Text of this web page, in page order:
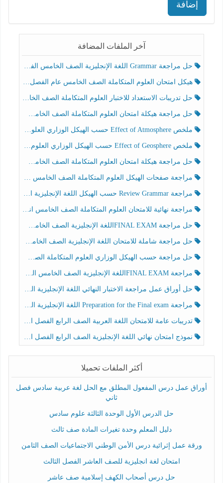
إضافة
آخر الملفات المضافة
حل مراجعة Grammar اللغة الإنجليزية الصف الخامس الفصل الثالث
هيكل امتحان العلوم المتكاملة الصف الخامس عام الفصل الدراسي الثالث 2025-2026
حل تدريبات الاستعداد للاختبار العلوم المتكاملة الصف الخامس عام الفصل الثالث
حل مراجعة هيكلة امتحان العلوم المتكاملة الصف الخامس انسبير الفصل الثالث
ملخص Effect of Atmosphere حسب الهيكل الوزاري العلوم المتكاملة الصف الخامس انسبير الفصل الثالث
ملخص Effect of Geosphere حسب الهيكل الوزاري العلوم المتكاملة الصف الخامس انسبير الفصل الثالث
حل مراجعة هيكلة امتحان العلوم المتكاملة الصف الخامس عام الفصل الثالث
مراجعة صفحات الهيكل العلوم المتكاملة الصف الخامس انسبير الفصل الثالث
مراجعة Review Grammar حسب الهيكل اللغة الإنجليزية الصف الخامس الفصل الثالث
مراجعة نهائية للامتحان العلوم المتكاملة الصف الخامس انسبير الفصل الثالث
حل مراجعة FINAL EXAMاللغة الإنجليزية الصف الخامس الفصل الثالث
حل مراجعة شاملة للامتحان اللغة الإنجليزية الصف الخامس الفصل الثالث
حل مراجعة حسب الهيكل الوزاري العلوم المتكاملة الصف الخامس عام الفصل الثالث
مراجعة FINAL EXAMاللغة الإنجليزية الصف الخامس الفصل الثالث
حل أوراق عمل مراجعة الاختبار النهائي اللغة الإنجليزية الصف الرابع الفصل الثالث
مراجعة Preparation for the Final exam اللغة الإنجليزية الصف الرابع الفصل الثالث
تدريبات عامة للامتحان اللغة العربية الصف الرابع الفصل الثالث
نموذج امتحان نهائي اللغة الإنجليزية الصف الرابع الفصل الثالث
أكثر الملفات تحميلا
أوراق عمل درس المفعول المطلق مع الحل لغة عربية سادس فصل
ثاني
حل الدرس الأول الوحدة الثالثة علوم سادس
دليل المعلم وحدة تغيرات المادة صف ثالث
ورقة عمل إثرائية درس الأمن الوطني الاجتماعيات الصف الثامن
امتحان لغة انجليزية للصف العاشر الفصل الثالث
حل درس أصحاب الكهف إسلامية صف عاشر